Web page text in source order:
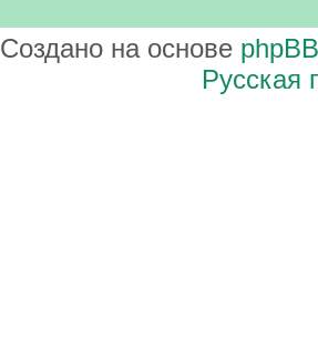
Создано на основе phpBB
Русская